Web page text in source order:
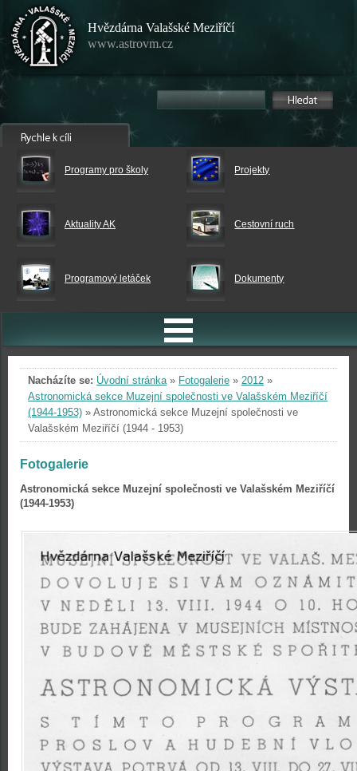
Hvězdárna Valašské Meziříčí
www.astrovm.cz
Programy pro školy Projekty
Aktuality AK Cestovní ruch
Programový letáček Dokumenty
Nacházíte se: Úvodní stránka» Fotogalerie » 2012 »
Astronomická sekce Muzejní společnosti ve Valašském Meziříčí
(1944-1953) » Astronomická sekce Muzejní společnosti ve
Valašském Meziříčí (1944 - 1953)
Fotogalerie
Astronomická sekce Muzejní společnosti ve Valašském Meziříčí
(1944-1953)